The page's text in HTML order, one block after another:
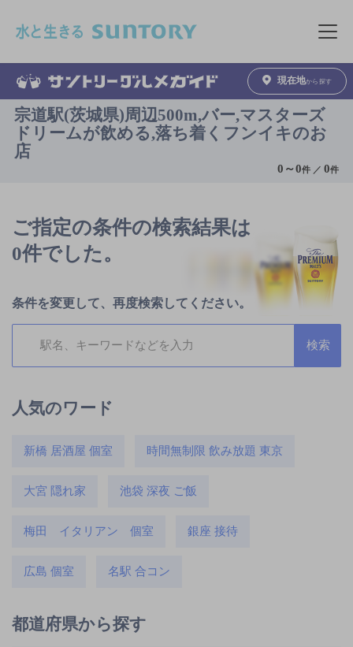
メニュ
現在地から探す
宗道駅(茨城県)周辺500m,バー,マスターズ
ドリームが飲める,落ち着くフンイキのお
店
0 ～0件 ／0件
ご指定の条件の検索結果は
0件でした。
条件を変更して、再度検索してください。
人気のワード
新橋 居酒屋 個室 時間無制限 飲み放題 東京
大宮 隠れ家 池袋 深夜 ご飯
梅田 イタリアン 個室 銀座 接待
広島 個室 名駅 合コン
都道府県から探す